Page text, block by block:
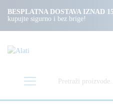
BESPLATNA DOSTAVA IZNAD
kupujte sigurno i bez brige!